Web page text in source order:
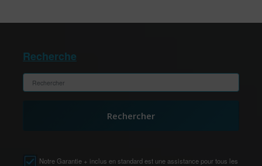
Recherche
Rechercher
Notre Garantie + inclus en standard est une assistance pour tous les